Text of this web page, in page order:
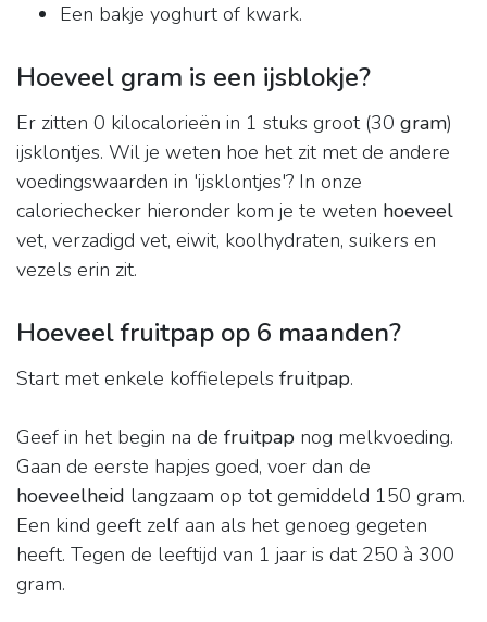
Een bakje yoghurt of kwark.
Hoeveel gram is een ijsblokje?
Er zitten 0 kilocalorieën in 1 stuks groot (30 gram)
ijsklontjes. Wil je weten hoe het zit met de andere
voedingswaarden in 'ijsklontjes'? In onze
caloriechecker hieronder kom je te weten hoeveel
vet, verzadigd vet, eiwit, koolhydraten, suikers en
vezels erin zit.
Hoeveel fruitpap op 6 maanden?
Start met enkele koffielepels fruitpap.
Geef in het begin na de fruitpap nog melkvoeding.
Gaan de eerste hapjes goed, voer dan de
hoeveelheid langzaam op tot gemiddeld 150 gram.
Een kind geeft zelf aan als het genoeg gegeten
heeft. Tegen de leeftijd van 1 jaar is dat 250 à 300
gram.